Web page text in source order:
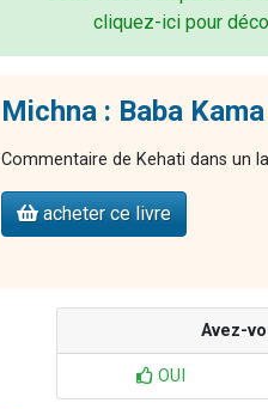
cliquez-ici pour
Michna : Baba
Commentaire de Kehati dans un
acheter ce livre
Avez-
OUI